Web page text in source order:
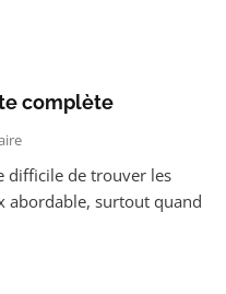
complète
difficile de trouver les
abordable, surtout quand